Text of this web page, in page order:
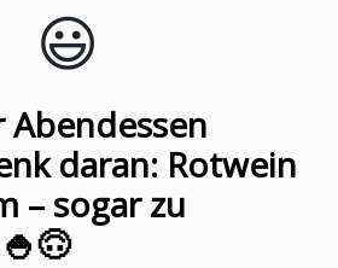
😃️
Abendessen
daran: Rotwein
– sogar zu